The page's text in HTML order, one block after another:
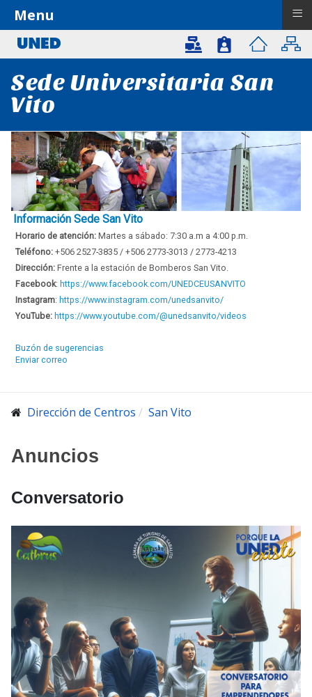
Sede Universitaria San
Vito
Información Sede San Vito
Horario de atención: Martes a sábado: 7:30 a.m a 4:00 p.m.
Teléfono: +506 2527-3835 / +506 2773-3013 / 2773-4213
Dirección: Frente a la estación de Bomberos San Vito.
Facebook: https://www.facebook.com/UNEDCEUSANVITO
Instagram: https://www.instagram.com/unedsanvito/
YouTube: https://www.youtube.com/@unedsanvito/videos
Buzón de sugerencias
Enviar correo
Dirección de Centros San Vito
Anuncios
Conversatorio
Menu ≡